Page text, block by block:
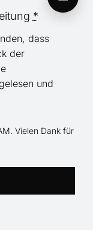
*
dass
der
und
Vielen Dank für